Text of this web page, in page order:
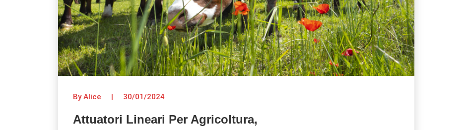
By Alice | 30/01/2024
Attuatori Lineari Per Agricoltura,